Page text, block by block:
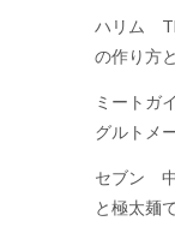
ハリム
の作り方
ミートガ
グルトメ
セブン 中
と極太麺